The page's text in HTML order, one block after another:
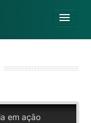
em ação